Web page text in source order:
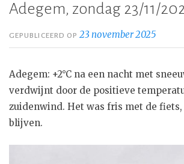
Adegem, zondag 23/11/
GEPUBLICEERD OP23 november 2025
Adegem: +2°C na een nacht met
verdwijnt door de positieve
zuidenwind. Het was fris met de
blijven.